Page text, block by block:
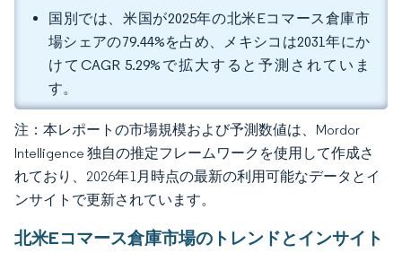
国別では、米国が2025年の北米Eコマース倉庫市
場シェアの79.44%を占め、メキシコは2031年にか
けてCAGR 5.29%で拡大すると予測されていま
す。
注：本レポートの市場規模および予測数値は、Mordor
Intelligence 独自の推定フレームワークを使用して作成さ
れており、2026年1月時点の最新の利用可能なデータとイ
ンサイトで更新されています。
北米Eコマース倉庫市場のトレンドとインサイト